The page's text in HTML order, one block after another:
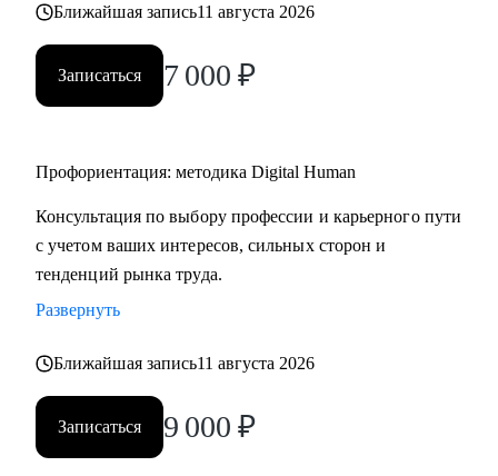
Бухгалтеры, Финансовые менеджеры, Маркетологи,
Менеджеры по продажам, Торговые представители
• Операционному и Торговому персоналу: Продавцы-
консультанты, Кассиры, Складские работники,
• Начинающим специалистам (Ассистенты, Младшие
Постоянно повышаю квалификацию через тренинги по
актуальным HR-технологиям и профориентации
кейсами и аналитикой в сфере карьерного развития
Моя миссия — привести вас туда, где ваша деятельность
приносит не только финансовый результат, но и личное
Ближайшая запись11 августа 2026
Записаться 7 000 ₽
Профориентация: методика Digital Human
Консультация по выбору профессии и карьерного пути
с учетом ваших интересов, сильных сторон и
тенденций рынка труда.
Развернуть
Ближайшая запись11 августа 2026
Записаться 9 000 ₽